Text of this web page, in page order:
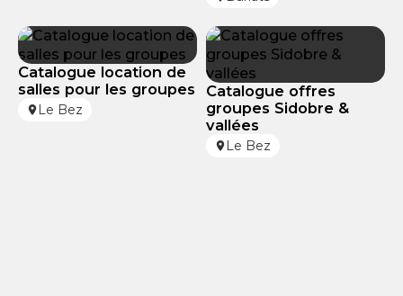
Catalogue location de
salles pour les groupes
Le Bez
Catalogue offres
groupes Sidobre &
vallées
Le Bez